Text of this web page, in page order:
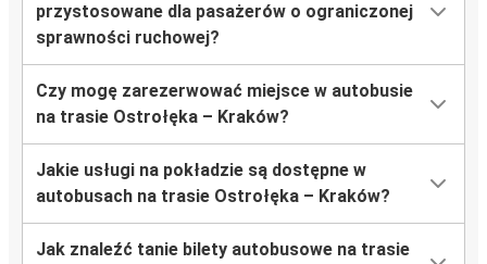
przystosowane dla pasażerów o ograniczonej
sprawności ruchowej?
Czy mogę zarezerwować miejsce w autobusie
na trasie Ostrołęka – Kraków?
Jakie usługi na pokładzie są dostępne w
autobusach na trasie Ostrołęka – Kraków?
Jak znaleźć tanie bilety autobusowe na trasie